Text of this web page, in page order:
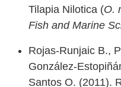
Tilapia Nilotica (O.
Fish and Marine
Rojas-Runjaic B.,
González-
Santos O. (2011).